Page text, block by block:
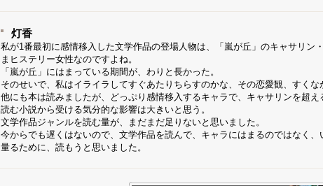
灯香
私が1番最初に感情移入した文学作品の登場人物は、「嵐が丘」のキャサリン
まヒステリー女性なのですよね。
「嵐が丘」にはまっている期間が、わりと長かった。
そのせいで、私はイライラしてすぐあたりちらすのかな、その恋愛観、すくな
他にも本は読みましたが、どっぷり感情移入するキャラで、キャサリンを超え
読む小説から受ける気分的な影響は大きいと思う。
文学作品ジャンルを読む量が、まだまだ足りないと思いました。
今からでも遅くはないので、文学作品を読んで、キャラにはまるのではなく
量るために、読もうと思いました。